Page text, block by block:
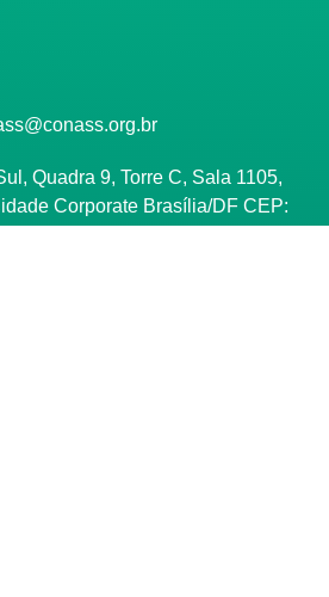
Quadra 9, Torre C, Sala 1105,
Corporate Brasília/DF CEP: